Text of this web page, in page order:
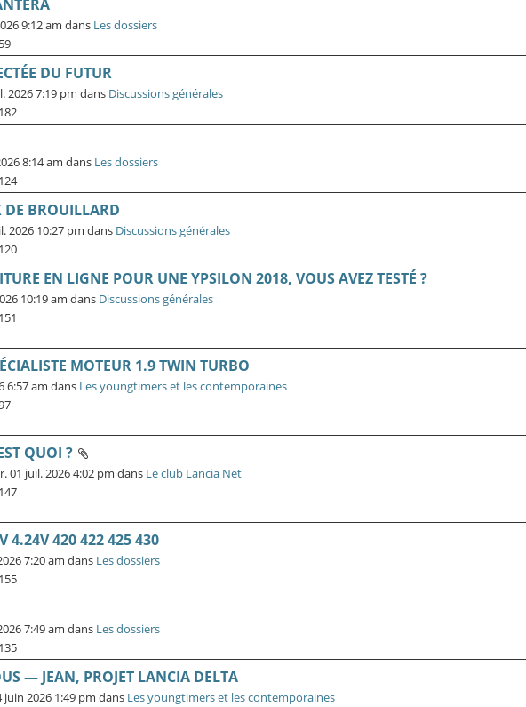
9:12 am dans Les dossiers
59
DU FUTUR
2026 7:19 pm dans Discussions générales
182
8:14 am dans Les dossiers
124
DE BROUILLARD
2026 10:27 pm dans Discussions générales
120
EN LIGNE POUR UNE YPSILON 2018, VOUS AVEZ TESTÉ ?
10:19 am dans Discussions générales
151
MOTEUR 1.9 TWIN TURBO
6:57 am dans Les youngtimers et les contemporaines
QUOI ?
01 juil. 2026 4:02 pm dans Le club Lancia Net
147
4.24V 420 422 425 430
7:20 am dans Les dossiers
155
7:49 am dans Les dossiers
135
— JEAN, PROJET LANCIA DELTA
juin 2026 1:49 pm dans Les youngtimers et les contemporaines